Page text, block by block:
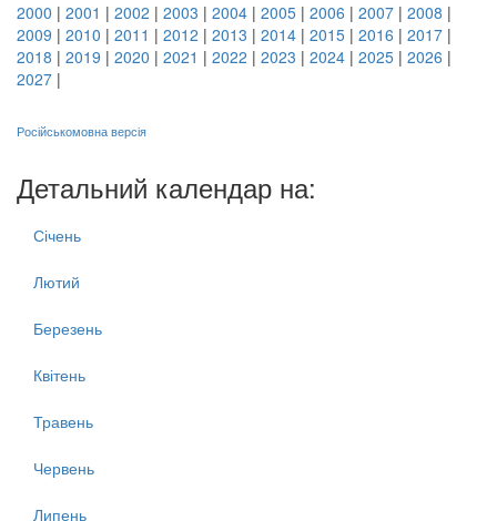
2000 | 2001 | 2002 | 2003 | 2004 | 2005 | 2006 | 2007 | 2008 |
2009 | 2010 | 2011 | 2012 | 2013 | 2014 | 2015 | 2016 | 2017 |
2018 | 2019 | 2020 | 2021 | 2022 | 2023 | 2024 | 2025 | 2026 |
2027 |
Російськомовна версія
Детальний календар на:
Січень
Лютий
Березень
Квітень
Травень
Червень
Липень